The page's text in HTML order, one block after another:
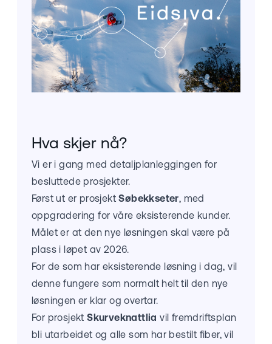
Hva skjer nå?
Vi er i gang med detaljplanleggingen for
besluttede prosjekter.
Først ut er prosjektSøbekkseter, med
oppgradering for våre eksisterende kunder.
Målet er at den nye løsningen skal være på
plass i løpet av 2026.
For de som har eksisterende løsning i dag, vil
denne fungere som normalt helt til den nye
løsningen er klar og overtar.
For prosjektSkurveknattlia vil fremdriftsplan
bli utarbeidet og alle som har bestilt fiber, vil